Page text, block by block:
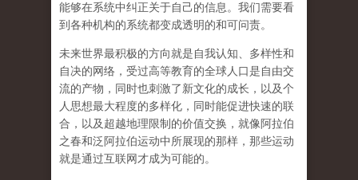
能够在系统中纠正关于自己的信息。我们需要看
到各种机构的系统都变成透明的和可问责。
未来世界最积极的方向就是自我认知、多样性和
自决的网络，受过高等教育的全球人口是自由交
流的产物，同时也刺激了新文化的成长，以及个
人思想最大程度的多样化，同时能促进快速的联
合，以及超越地理限制的价值交换，就像阿拉伯
之春和泛阿拉伯运动中所展现的那样，那些运动
就是通过互联网才成为可能的。